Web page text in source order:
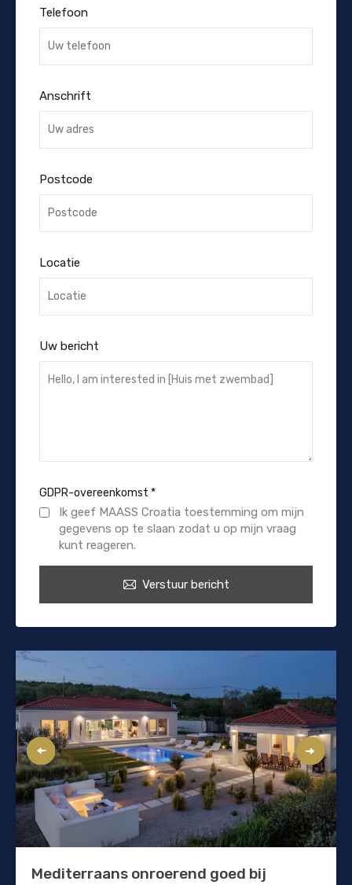
Telefoon
Anschrift
Postcode
Locatie
Uw bericht
GDPR-overeenkomst *
Ik geef MAASS Croatia toestemming om mijn
gegevens op te slaan zodat u op mijn vraag
kunt reageren.
Verstuur bericht
Mediterraans onroerend goed bij